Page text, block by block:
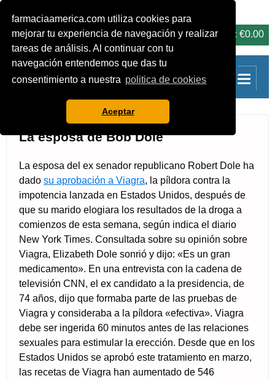
farmaciaamerica.com utiliza cookies para
mejorar tu experiencia de navegación y realizar
tareas de análisis. Al continuar con tu
navegación entendemos que das tu
consentimiento a nuestra politica de cookies
Aceptar
carrito 0 Productos: €0.00
La esposa de Bob Dole
La esposa del ex senador republicano Robert Dole ha
dado su aprobación a Viagra, la píldora contra la
impotencia lanzada en Estados Unidos, después de
que su marido elogiara los resultados de la droga a
comienzos de esta semana, según indica el diario
New York Times. Consultada sobre su opinión sobre
Viagra, Elizabeth Dole sonrió y dijo: «Es un gran
medicamento». En una entrevista con la cadena de
televisión CNN, el ex candidato a la presidencia, de
74 años, dijo que formaba parte de las pruebas de
Viagra y consideraba a la píldora «efectiva». Viagra
debe ser ingerida 60 minutos antes de las relaciones
sexuales para estimular la erección. Desde que en los
Estados Unidos se aprobó este tratamiento en marzo,
las recetas de Viagra han aumentado de 546